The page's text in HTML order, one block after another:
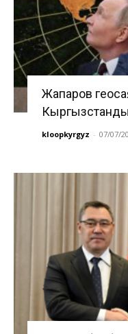
Жапаров
kloopkyrgyz - 07/07/